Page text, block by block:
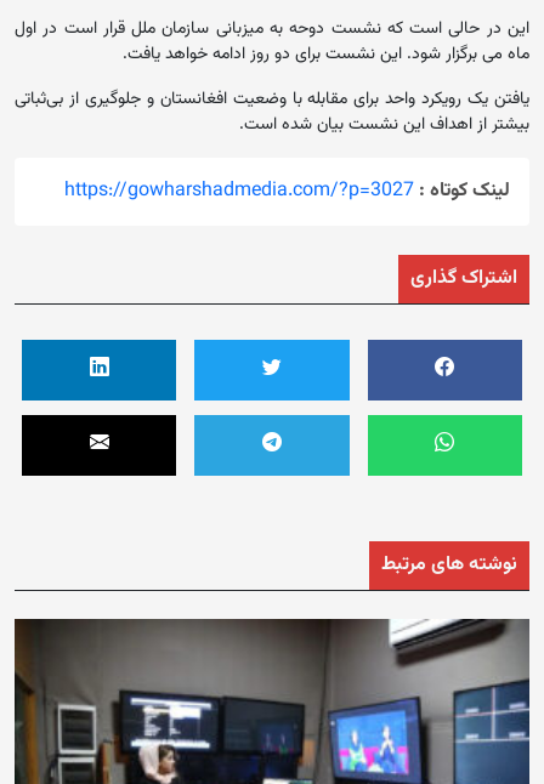
این در حالی است که نشست دوحه به میزبانی سازمان ملل قرار است در اول
ماه می برگزار شود. این نشست برای دو روز ادامه خواهد یافت.
یافتن یک رویکرد واحد برای مقابله با وضعیت افغانستان و جلوگیری از بی‌ثباتی
بیشتر از اهداف این نشست بیان شده است.
لینک کوتاه : https://gowharshadmedia.com/?p=3027
اشتراک گذاری
نوشته های مرتبط